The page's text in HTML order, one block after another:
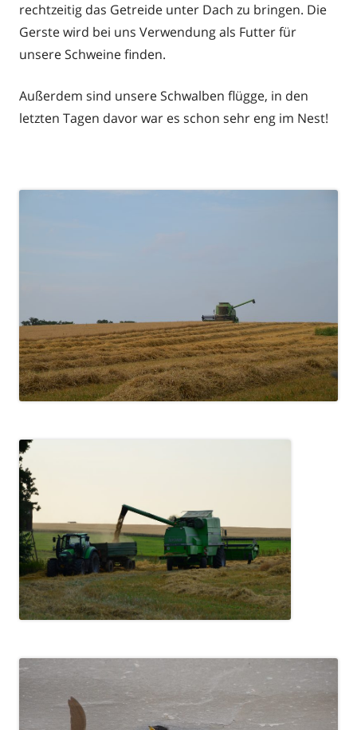
rechtzeitig das Getreide unter Dach zu bringen. Die
Gerste wird bei uns Verwendung als Futter für
unsere Schweine finden.
Außerdem sind unsere Schwalben flügge, in den
letzten Tagen davor war es schon sehr eng im Nest!